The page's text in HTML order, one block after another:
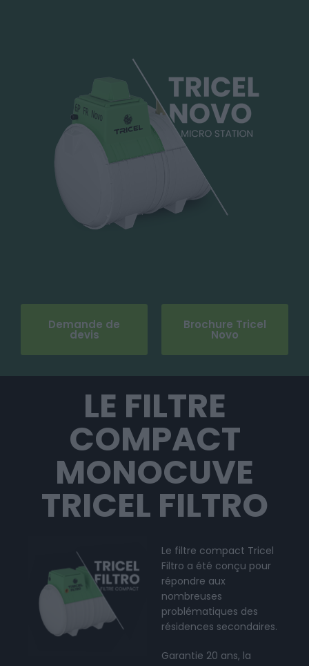
Demande de
devis
Brochure Tricel
Novo
LE FILTRE
COMPACT
MONOCUVE
TRICEL FILTRO
Le filtre compact Tricel
Filtro a été conçu pour
répondre aux
nombreuses
problématiques des
résidences secondaires.
Garantie 20 ans, la